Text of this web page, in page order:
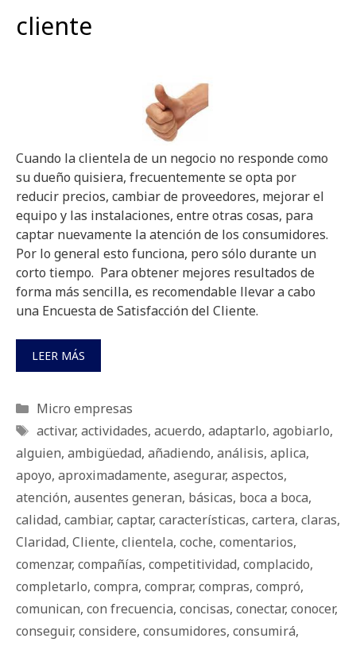
cliente
Cuando la clientela de un negocio no responde como
su dueño quisiera, frecuentemente se opta por
reducir precios, cambiar de proveedores, mejorar el
equipo y las instalaciones, entre otras cosas, para
captar nuevamente la atención de los consumidores.
Por lo general esto funciona, pero sólo durante un
corto tiempo. Para obtener mejores resultados de
forma más sencilla, es recomendable llevar a cabo
una Encuesta de Satisfacción del Cliente.
LEER MÁS
Categorías
Micro empresas
Etiquetas
activar, actividades, acuerdo, adaptarlo, agobiarlo,
alguien, ambigüedad, añadiendo, análisis, aplica,
apoyo, aproximadamente, asegurar, aspectos,
atención, ausentes generan, básicas, boca a boca,
calidad, cambiar, captar, características, cartera, claras,
Claridad, Cliente, clientela, coche, comentarios,
comenzar, compañías, competitividad, complacido,
completarlo, compra, comprar, compras, compró,
comunican, con frecuencia, concisas, conectar, conocer,
conseguir, considere, consumidores, consumirá,